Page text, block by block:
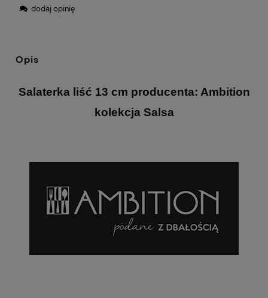
dodaj opinię
Opis
Salaterka liść 13 cm producenta: Ambition
kolekcja Salsa